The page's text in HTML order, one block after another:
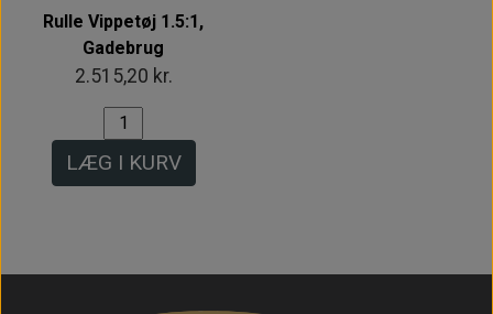
Rulle Vippetøj 1.5:1,
Gadebrug
2.515,20 kr.
LÆG I KURV